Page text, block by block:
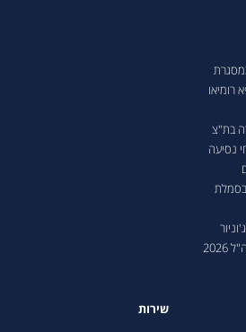
רומיאו
בת"צ
טווחי נסיעה
בסמלת
שירות